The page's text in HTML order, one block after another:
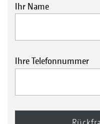
Ihr Name
Ihre Telefonnummer